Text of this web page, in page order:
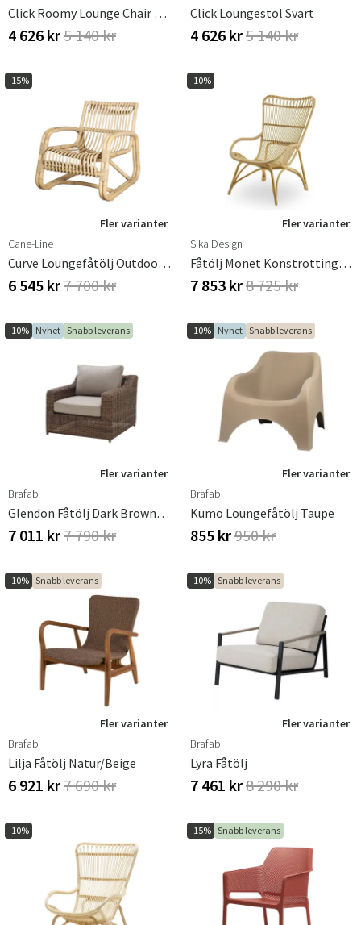
Click Roomy Lounge Chair Pigeon Blue. Frame: Grey. Armrest: Bamboo
4 626 kr5 140 kr
Click Loungestol Svart
4 626 kr5 140 kr
-15%
Fler varianter
Cane-Line
Curve Loungefåtölj Outdoor Natural
6 545 kr7 700 kr
-10%
Fler varianter
Sika Design
Fåtölj Monet Konstrotting Natur
7 853 kr8 725 kr
-10% Nyhet Snabb leverans
Fler varianter
Brafab
Glendon Fåtölj Dark Brown / Soft Moose
7 011 kr7 790 kr
-10% Nyhet Snabb leverans
Fler varianter
Brafab
Kumo Loungefåtölj Taupe
855 kr950 kr
-10% Snabb leverans
Fler varianter
Brafab
Lilja Fåtölj Natur/beige
6 921 kr7 690 kr
-10% Snabb leverans
Fler varianter
Brafab
Lyra Fåtölj
7 461 kr8 290 kr
-10% -15% Snabb leverans